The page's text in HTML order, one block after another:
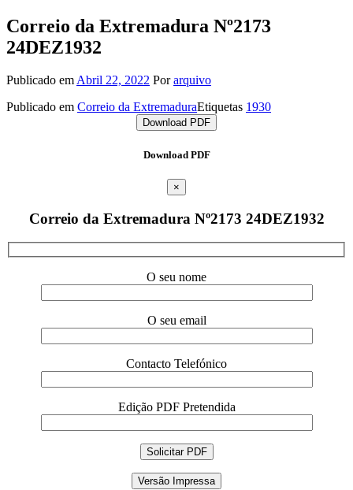
Correio da Extremadura Nº2173
24DEZ1932
Publicado emAbril 22, 2022 Porarquivo
Publicado em Correio da ExtremaduraEtiquetas 1930
Download PDF
Download PDF
×
Correio da Extremadura Nº2173 24DEZ1932
O seu nome
O seu email
Contacto Telefónico
Edição PDF Pretendida
Versão Impressa